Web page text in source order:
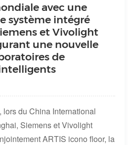
avec une
système intégré
et Vivolight
une nouvelle
de
lors du China International
Siemens et Vivolight
ARTIS icono floor, la